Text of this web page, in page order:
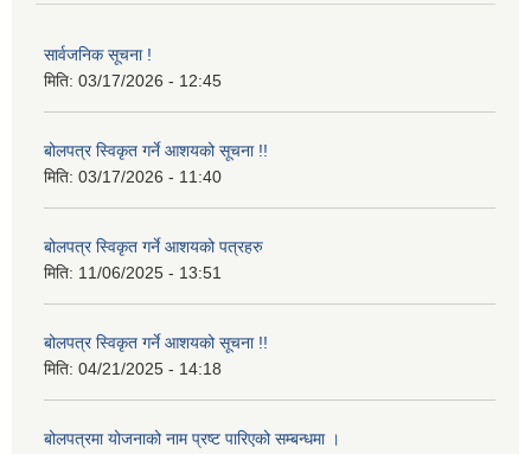
सार्वजनिक सूचना !
मिति: 03/17/2026 - 12:45
बोलपत्र स्विकृत गर्ने आशयको सूचना !!
मिति: 03/17/2026 - 11:40
बोलपत्र स्विकृत गर्ने आशयको पत्रहरु
मिति: 11/06/2025 - 13:51
बोलपत्र स्विकृत गर्ने आशयको सूचना !!
मिति: 04/21/2025 - 14:18
बोलपत्रमा योजनाको नाम प्रष्ट पारिएको सम्बन्धमा ।